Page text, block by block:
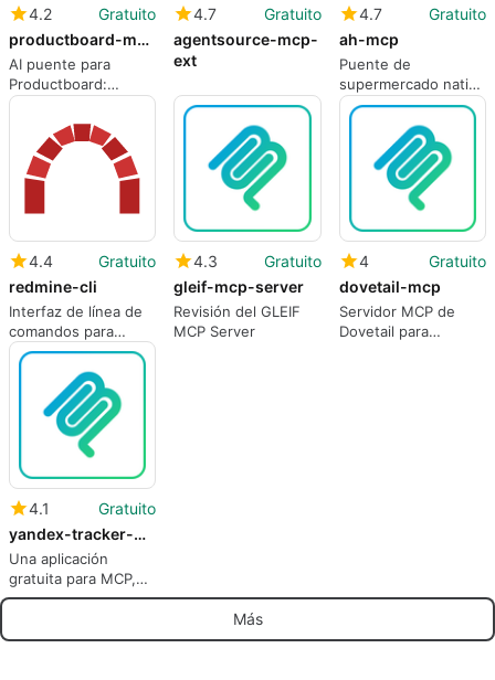
4.2
Gratuito
productboard-mcpb
AI puente para
Productboard:
consulta hojas de
ruta y captura
información
localmente
4.7
Gratuito
agentsource-mcp-
ext
4.7
Gratuito
ah-mcp
Puente de
supermercado nativo
de IA para Albert
Heijn a través del
Protocolo de
Contexto del Modelo
4.4
Gratuito
redmine-cli
Interfaz de línea de
comandos para
Redmine
4.3
Gratuito
gleif-mcp-server
Revisión del GLEIF
MCP Server
4
Gratuito
dovetail-mcp
Servidor MCP de
Dovetail para
4.1
Gratuito
yandex-tracker-mcp
Una aplicación
gratuita para MCP,
por Aikts.
Más